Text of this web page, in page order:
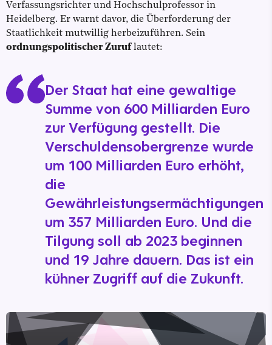
Verfassungsrichter und Hochschulprofessor in
Heidelberg. Er warnt davor, die Überforderung der
Staatlichkeit mutwillig herbeizuführen. Sein
ordnungspolitischer Zuruflautet:
Der Staat hat eine gewaltige
Summe von 600 Milliarden Euro
zur Verfügung gestellt. Die
Verschuldensobergrenze wurde
um 100 Milliarden Euro erhöht,
die
Gewährleistungsermächtigungen
um 357 Milliarden Euro. Und die
Tilgung soll ab 2023 beginnen
und 19 Jahre dauern. Das ist ein
kühner Zugriff auf die Zukunft.